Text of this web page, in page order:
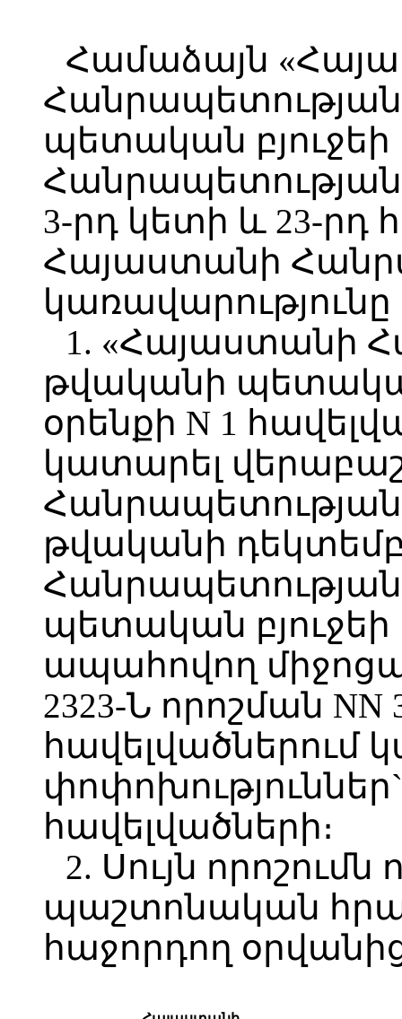
Համաձայն
Հանրապետության
պետական
Հանրապետության
3-րդ կետի և 23-րդ
Հայաստանի
կառավարությունը
1. «Հայաստանի
թվականի
օրենքի N 1
կատարել
Հանրապետության
թվականի
Հանրապետության
պետական
ապահովող
2323-Ն որոշման NN
հավելվածներում
հավելվածների։
2. Սույն որոշումն
պաշտոնական
հաջորդող